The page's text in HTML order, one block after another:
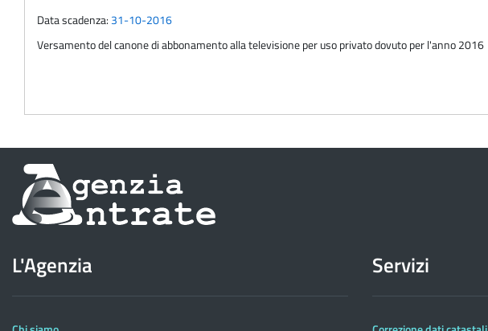
Data scadenza: 31-10-2016
Versamento del canone di abbonamento alla televisione per uso privato dovuto per l'anno 2016
Informazioni
sul
dell'Agenzia
delle
L'Agenzia Servizi